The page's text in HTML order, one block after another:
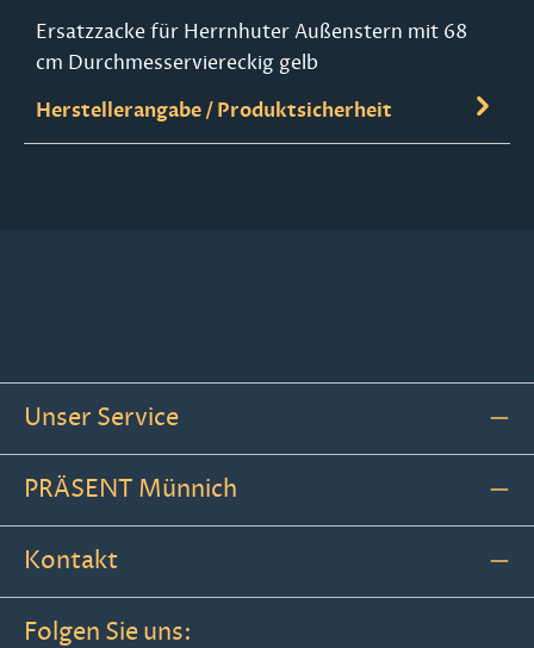
Ersatzzacke für Herrnhuter Außenstern mit 68
cm Durchmesserviereckig gelb
Herstellerangabe / Produktsicherheit
Unser Service
PRÄSENT Münnich
Kontakt
Folgen Sie uns: